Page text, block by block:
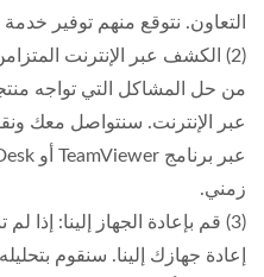
التعاون. نتوقع منهم توفير
(2) الكشف عبر الإنترنت
من حل المشاكل التي تواجه
عبر الإنترنت. سنتواصل معك
زمني.
إعادة جهازك إلينا. سنقوم